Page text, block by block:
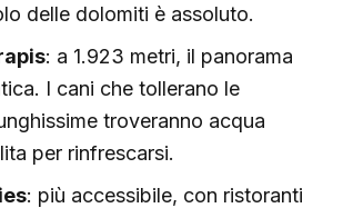
delle dolomiti è assoluto.
: a 1.923 metri, il panorama
I cani che tollerano le
troveranno acqua
per rinfrescarsi.
: più accessibile, con ristoranti